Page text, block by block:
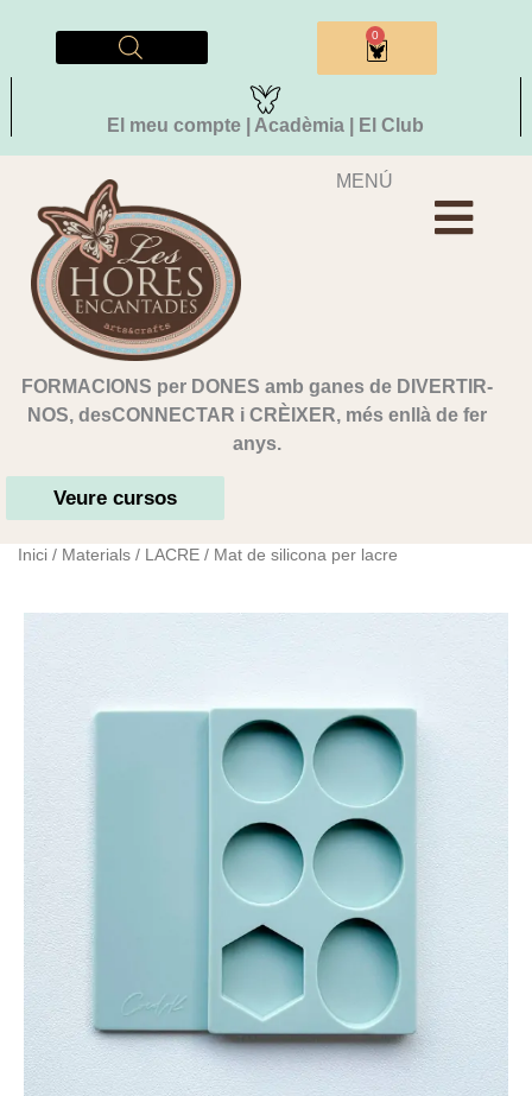
El meu compte | Acadèmia | El Club
0
Cistella
FORMACIONS per DONES amb ganes de DIVERTIR-
NOS, desCONNECTAR i CRÈIXER, més enllà de fer
anys.
Veure cursos
MENÚ
Inici / Materials / LACRE / Mat de silicona per lacre
de